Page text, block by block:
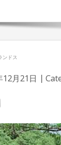
ンドス
12月21日